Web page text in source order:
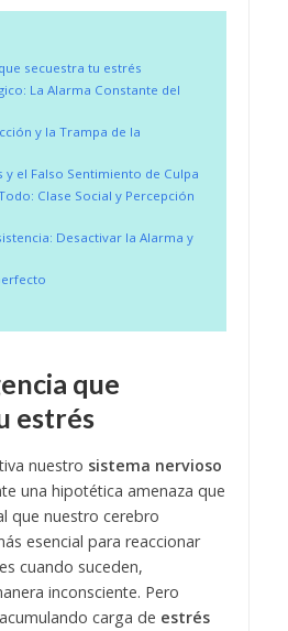
secuestra tu estrés
La Alarma Constante del
y la Trampa de la
y el Falso Sentimiento de Culpa
Clase Social y Percepción
Desactivar la Alarma y
que
estrés
nuestro sistema nervioso
una hipotética amenaza que
que nuestro cerebro
esencial para reaccionar
cuando suceden,
inconsciente. Pero
carga de estrés